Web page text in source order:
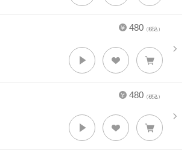
480 （税込）
480 （税込）